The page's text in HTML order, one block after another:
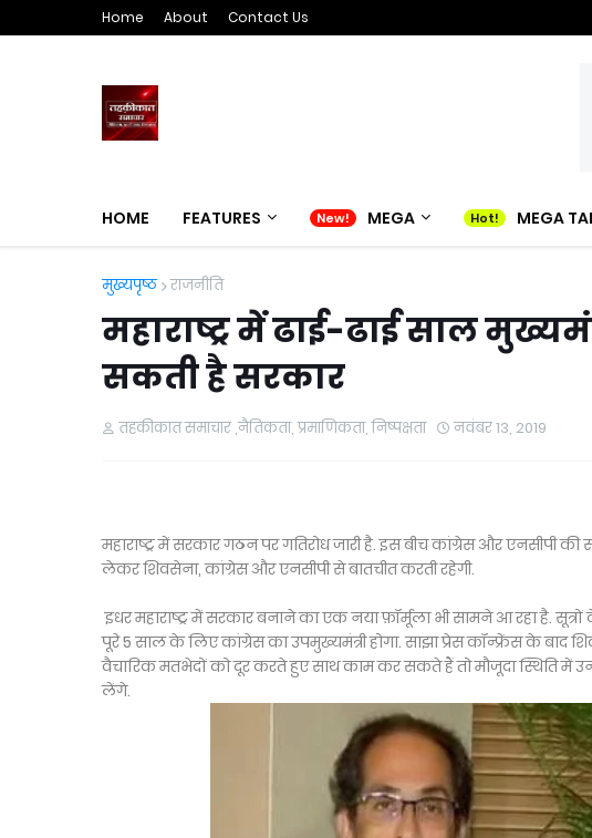
Home About Contact Us
HOME FEATURES MEGA MEGA
मुख्यपृष्ठ राजनीति
महाराष्ट्र में ढाई-ढाई साल
सकती है सरकार
तहकीकात समाचार ,नैतिकता, प्रमाणिकता, निष्पक्षता नवंबर 13, 2019
महाराष्ट्र में सरकार गठन पर गतिरोध जारी है. इस बीच कांग्रेस और एनसीपी
लेकर शिवसेना, कांग्रेस और एनसीपी से बातचीत करती रहेगी.
इधर महाराष्ट्र में सरकार बनाने का एक नया फ़ॉर्मूला भी सामने आ रहा है.
पूरे 5 साल के लिए कांग्रेस का उपमुख्यमंत्री होगा. साझा प्रेस कॉन्फ्रेंस के बाद
वैचारिक मतभेदों को दूर करते हुए साथ काम कर सकते हैं तो मौजूदा स्थिति में
लेंगे.